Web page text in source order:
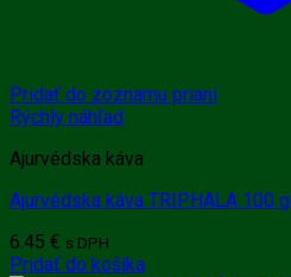
Pridať do zoznamu prianí
Rýchly náhľad
Ajurvédska káva
Ajurvédska káva TRIPHALA 100 g
6.45 € s DPH
Pridať do košíka